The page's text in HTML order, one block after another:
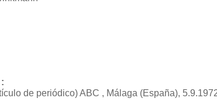
de periódico) ABC , Málaga (España),